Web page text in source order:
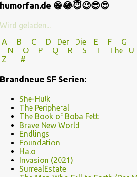
humorfan.de 😁😂😇😉😎😍
Wird geladen...
A
B C D Der Die E F G
N
O P Q R S T The
Z
#
Brandneue SF Serien:
She-Hulk
The Peripheral
The Book of Boba Fett
Brave New World
Endlings
Foundation
Halo
Invasion (2021)
SurrealEstate